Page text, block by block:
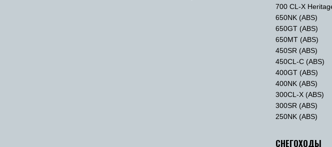
700 CL-X
650NK (ABS)
650GT (ABS)
650MT (ABS)
450SR (ABS)
450CL-C (ABS)
400GT (ABS)
400NK (ABS)
300CL-X (ABS)
300SR (ABS)
250NK (ABS)
СНЕГОХОДЫ